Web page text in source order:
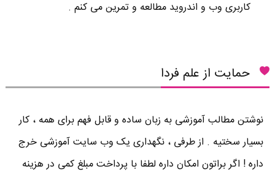
کاربری وب و اندروید مطالعه و تمرین می کنم .
حمایت از علم فردا
نوشتن مطالب آموزشی به زبان ساده و قابل فهم برای همه ، کار
بسیار سختیه . از طرفی ، نگهداری یک وب سایت آموزشی خرج
داره ! اگر براتون امکان داره لطفا با پرداخت مبلغ کمی در هزینه